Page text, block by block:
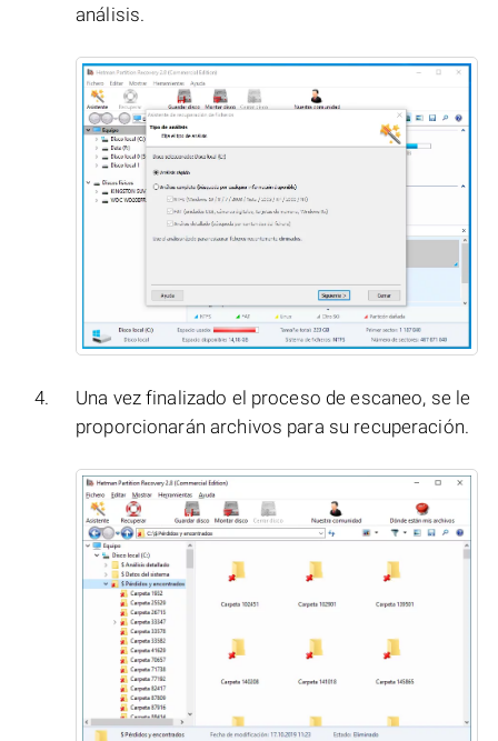
análisis.
Una vez finalizado el proceso de escaneo, se le
proporcionarán archivos para su recuperación.